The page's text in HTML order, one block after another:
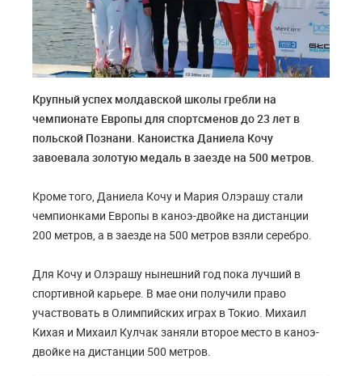
Крупный успех молдавской школы гребли на
чемпионате Европы для спортсменов до 23 лет в
польской Познани. Каноистка Даниела Кочу
завоевала золотую медаль в заезде на 500 метров.
Кроме того, Даниела Кочу и Мария Олэрашу стали
чемпионками Европы в каноэ-двойке на дистанции
200 метров, а в заезде на 500 метров взяли серебро.
Для Кочу и Олэрашу нынешний год пока лучший в
спортивной карьере. В мае они получили право
участвовать в Олимпийских играх в Токио. Михаил
Кихая и Михаил Кулчак заняли второе место в каноэ-
двойке на дистанции 500 метров.